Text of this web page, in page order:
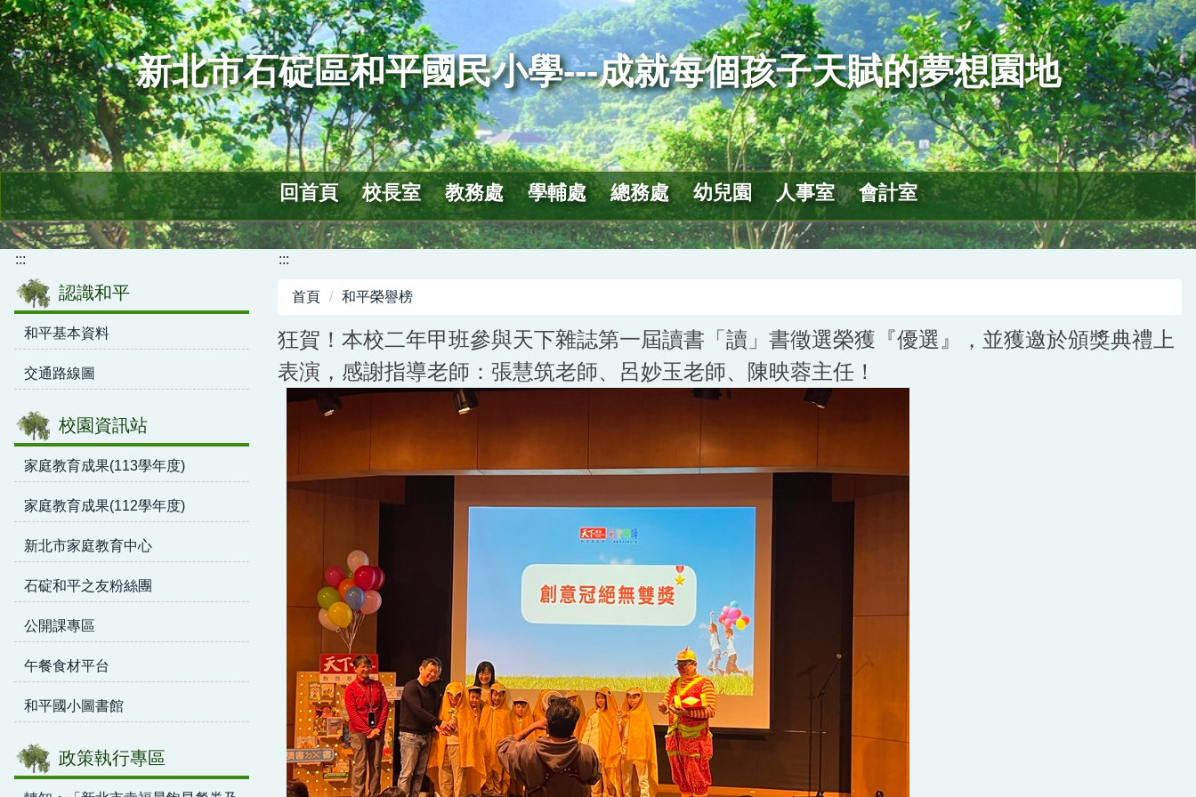
跳
到
主
要
內
容
區
新北市石碇區和平國民小學---成就每個孩子天賦的夢想園地
回首頁 校長室 教務處 學輔處 總務處 幼兒園 人事室 會計室
:::
認識和平
和平基本資料
交通路線圖
校園資訊站
家庭教育成果(113學年度)
家庭教育成果(112學年度)
新北市家庭教育中心
石碇和平之友粉絲團
公開課專區
午餐食材平台
和平國小圖書館
政策執行專區
:::
首頁 和平榮譽榜
狂賀！本校二年甲班參與天下雜誌第一屆讀書「讀」書徵選榮獲『優選』，並獲邀於頒獎典禮上
表演，感謝指導老師：張慧筑老師、呂妙玉老師、陳映蓉主任！